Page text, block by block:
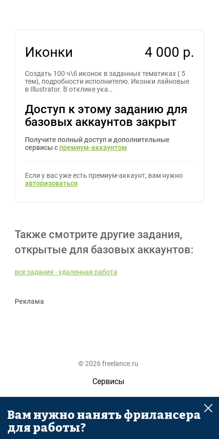
Иконки 4 000 р.
Создать 100 ч\б иконок в заданных тематиках ( 5
тем), подробности исполнителю. Иконки лайновые
в Illustrator. В отклике ука…
Доступ к этому заданию для
базовых аккаунтов закрыт
Получите полный доступ и дополнительные
сервисы с премиум-аккаунтом
Если у вас уже есть премиум-аккаунт, вам нужно
авторизоваться
Также смотрите другие задания,
открытые для базовых аккаунтов:
все задания - удаленная работа
Реклама
© 2026 freelance.ru
Сервисы
Помощь
Поиск
Вам нужно нанять фрилансера
для работы?